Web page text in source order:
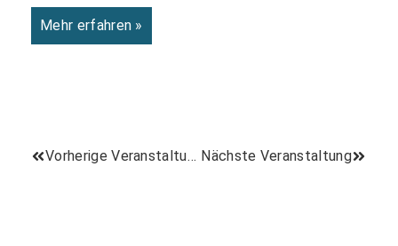
Mehr erfahren »
Vorherige Veranstaltung Nächste Veranstaltung